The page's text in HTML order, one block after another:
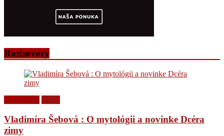
Rozhovory
Vladimíra Šebová : O mytológii a novinke Dcéra
zimy